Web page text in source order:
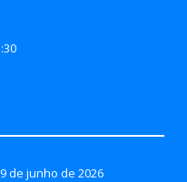
de junho de 2026